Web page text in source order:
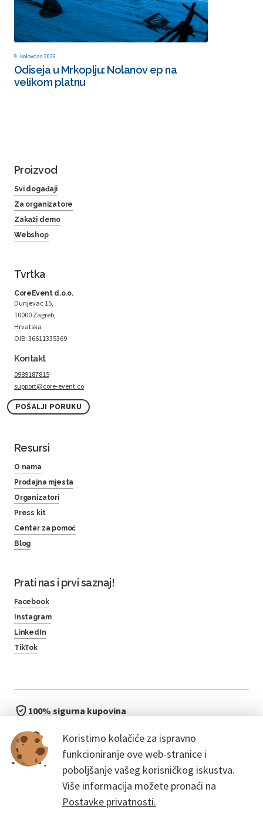
9. kolovoza 2026
Odiseja u Mrkoplju: Nolanov ep na
velikom platnu
Koristimo kolačiće za ispravno
funkcioniranje ove web-stranice i
poboljšanje vašeg korisničkog iskustva.
Više informacija možete pronaći na
Postavke privatnosti.
Proizvod
Svi događaji
Za organizatore
Zakaži demo
Webshop
Tvrtka
CoreEvent d.o.o.
Dunjevac 15,
10000 Zagreb,
Hrvatska
OIB: 36611335369
Kontakt
0989187815
support@core-event.co
POŠALJI PORUKU
Resursi
O nama
Prodajna mjesta
Organizatori
Press kit
Centar za pomoć
Blog
Prati nas i prvi saznaj!
Facebook
Instagram
LinkedIn
TikTok
100% sigurna kupovina
bez čekanja u redu